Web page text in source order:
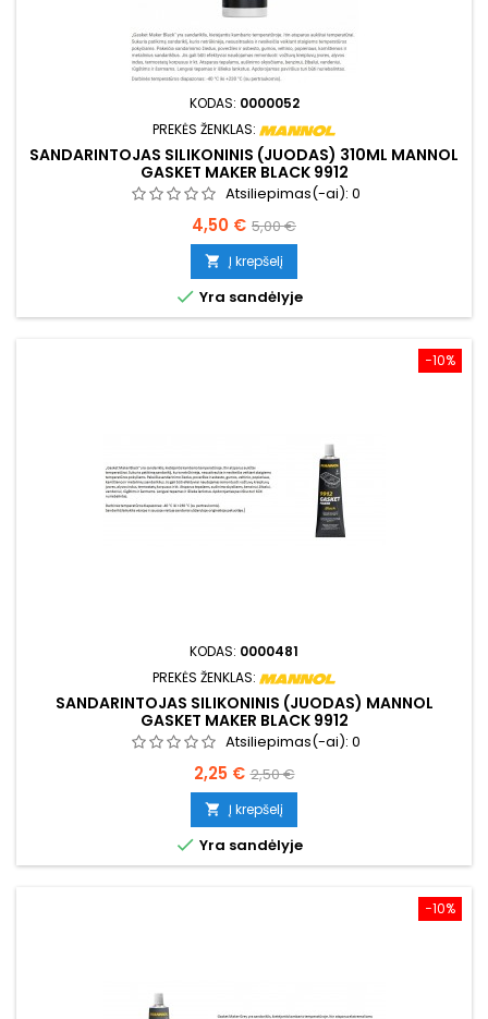
KODAS: 0000052
PREKĖS ŽENKLAS:
SANDARINTOJAS SILIKONINIS (JUODAS) 310ML MANNOL
GASKET MAKER BLACK 9912
Atsiliepimas(-ai): 0
Kaina
4,50 € Bazinė
kaina
5,00 €
 Į krepšelį
 Yra sandėlyje
−10%
KODAS: 0000481
PREKĖS ŽENKLAS:
SANDARINTOJAS SILIKONINIS (JUODAS) MANNOL
GASKET MAKER BLACK 9912
Atsiliepimas(-ai): 0
Kaina
2,25 € Bazinė
kaina
2,50 €
 Į krepšelį
 Yra sandėlyje
−10%